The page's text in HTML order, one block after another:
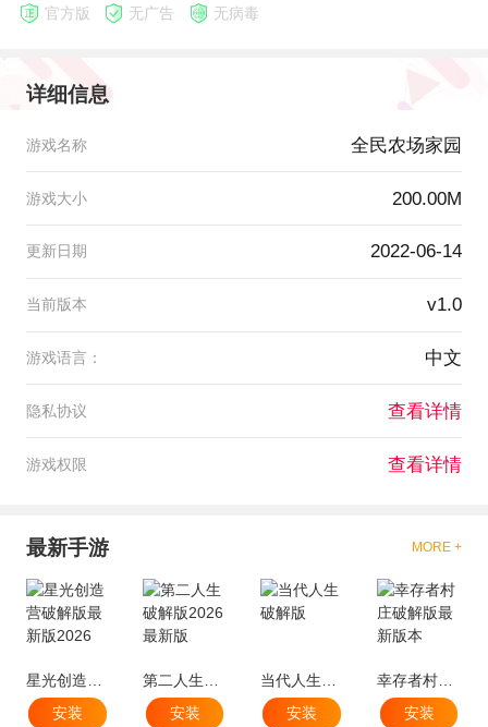
官方版 无广告 无病毒
详细信息
游戏名称 全民农场家园
游戏大小 200.00M
更新日期 2022-06-14
当前版本 v1.0
游戏语言： 中文
隐私协议 查看详情
游戏权限 查看详情
最新手游 MORE +
安装
安装
安装
安装